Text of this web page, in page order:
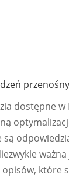
dostępne w
które